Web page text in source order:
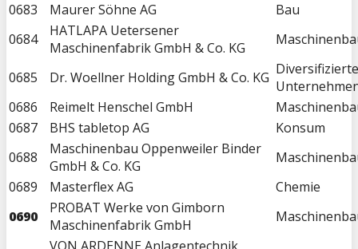
0683
Maurer Söhne AG
Bau
0684
HATLAPA Uetersener
Maschinenfabrik GmbH & Co. KG
0685 Dr. Woellner Holding GmbH & Co. KG Diversifizierte
0686
Reimelt Henschel GmbH
0687
BHS tabletop AG
Konsum
0688
Maschinenbau Oppenweiler Binder
GmbH & Co. KG
0689
Masterflex AG
Chemie
0690
PROBAT Werke von Gimborn
Maschinenfabrik GmbH